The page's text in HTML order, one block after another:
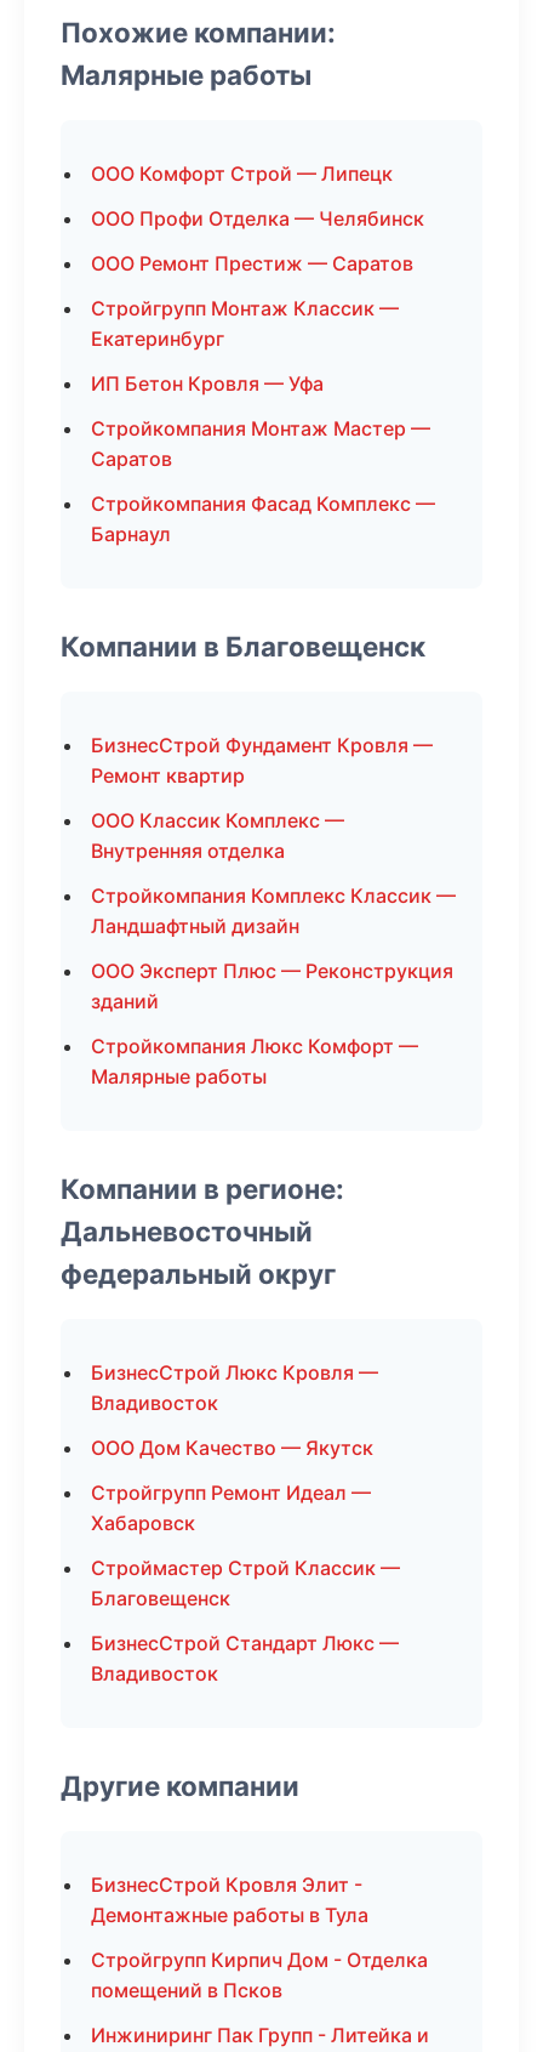
Похожие компании:
Малярные работы
ООО Комфорт Строй — Липецк
ООО Профи Отделка — Челябинск
ООО Ремонт Престиж — Саратов
Стройгрупп Монтаж Классик —
Екатеринбург
ИП Бетон Кровля — Уфа
Стройкомпания Монтаж Мастер —
Саратов
Стройкомпания Фасад Комплекс —
Барнаул
Компании в Благовещенск
БизнесСтрой Фундамент Кровля —
Ремонт квартир
ООО Классик Комплекс —
Внутренняя отделка
Стройкомпания Комплекс Классик —
Ландшафтный дизайн
ООО Эксперт Плюс — Реконструкция
зданий
Стройкомпания Люкс Комфорт —
Малярные работы
Компании в регионе:
Дальневосточный
федеральный округ
БизнесСтрой Люкс Кровля —
Владивосток
ООО Дом Качество — Якутск
Стройгрупп Ремонт Идеал —
Хабаровск
Строймастер Строй Классик —
Благовещенск
БизнесСтрой Стандарт Люкс —
Владивосток
Другие компании
БизнесСтрой Кровля Элит -
Демонтажные работы в Тула
Стройгрупп Кирпич Дом - Отделка
помещений в Псков
Инжиниринг Пак Групп - Литейка и